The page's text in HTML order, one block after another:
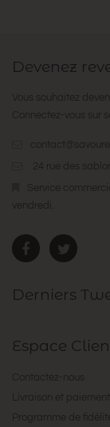
Devenez
Derniers
Espace